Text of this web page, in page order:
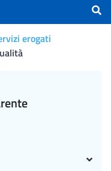
erogati